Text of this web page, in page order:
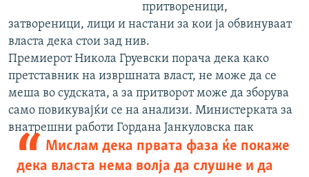
притвореници,
затвореници, лици и настани за кои ја обвинуваат
власта дека стои зад нив.
Премиерот Никола Груевски порача дека како
претставник на извршната власт, не може да се
меша во судската, а за притворот може да зборува
само повикувајќи се на анализи. Министерката за
внатрешни
Мислам дека првата фаза ќе покаже
дека власта нема волја да слушне и да
работи Гордана Јанкуловска пак